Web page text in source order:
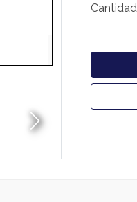
Cantidad